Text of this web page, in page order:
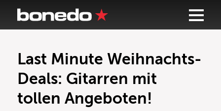
Last Minute Weihnachts-
Deals: Gitarren mit
tollen Angeboten!